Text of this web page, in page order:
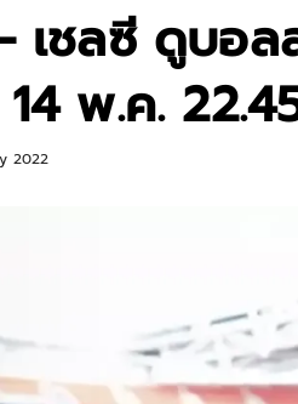
เชลซี ดูบอ
พ.ค.
2022